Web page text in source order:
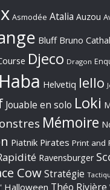
Asmodée Atalia Auzou
Bluff Bruno
Djeco Dragon
Haba Helvetiq Iello
Jouable en solo Loki
Mémoire
Piatnik Pirates Print and
Ravensburger
Cow Stratégie
Halloween Théo Rivière